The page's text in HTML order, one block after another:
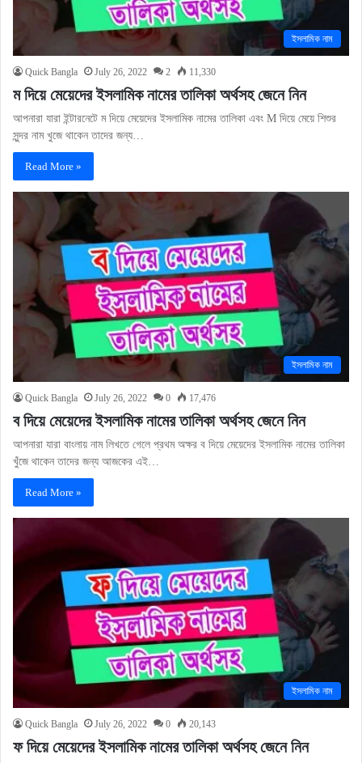
ইসলামিক নাম
Quick Bangla July 26, 2022 2 11,330
ম দিয়ে মেয়েদের ইসলামিক নামের তালিকা অর্থসহ জেনে নিন
আপনারা যারা ইন্টারনেটে ম দিয়ে মেয়েদের ইসলামিক নামের তালিকা এবং M দিয়ে মেয়ে শিশুর
সুন্দর নাম খুজে থাকেন তাদের জন্য…
Read More »
ইসলামিক নাম
Quick Bangla July 26, 2022 0 17,476
ব দিয়ে মেয়েদের ইসলামিক নামের তালিকা অর্থসহ জেনে নিন
আপনারা যারা বাংলায় নাম লিখতে গেলে প্রথম অক্ষর ব দিয়ে মেয়েদের ইসলামিক নামের তালিকা
খুঁজে থাকেন তাদের জন্য আজকের এই…
Read More »
ইসলামিক নাম
Quick Bangla July 26, 2022 0 20,143
ফ দিয়ে মেয়েদের ইসলামিক নামের তালিকা অর্থসহ জেনে নিন